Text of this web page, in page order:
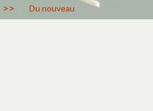
> Du nouveau